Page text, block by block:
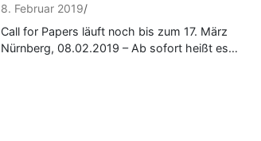
8. Februar 2019
Call for Papers läuft noch bis zum 17. März
Nürnberg, 08.02.2019 – Ab sofort heißt es…